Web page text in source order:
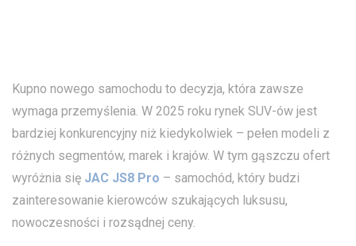
Kupno nowego samochodu to decyzja, która zawsze
wymaga przemyślenia. W 2025 roku rynek SUV-ów jest
bardziej konkurencyjny niż kiedykolwiek – pełen modeli z
różnych segmentów, marek i krajów. W tym gąszczu ofert
wyróżnia się JAC JS8 Pro – samochód, który budzi
zainteresowanie kierowców szukających luksusu,
nowoczesności i rozsądnej ceny.